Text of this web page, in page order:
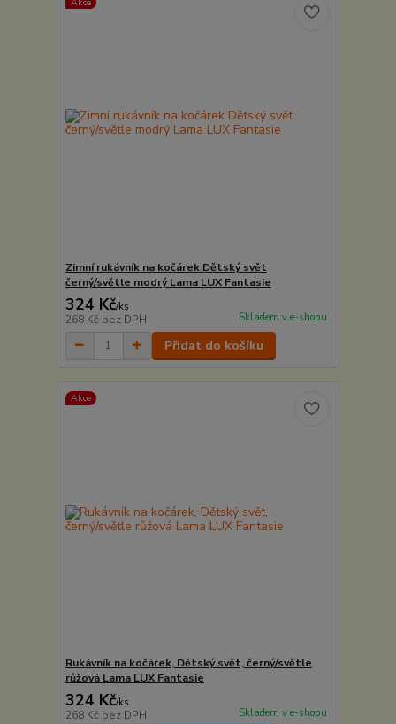
Zimní rukávník na kočárek Dětský svět
černý/světle modrý Lama LUX Fantasie
324 Kč/ks
268 Kč bez DPH Skladem v e-shopu
Přidat do košíku
Akce
Rukávník na kočárek, Dětský svět, černý/světle
růžová Lama LUX Fantasie
324 Kč/ks
268 Kč bez DPH Skladem v e-shopu